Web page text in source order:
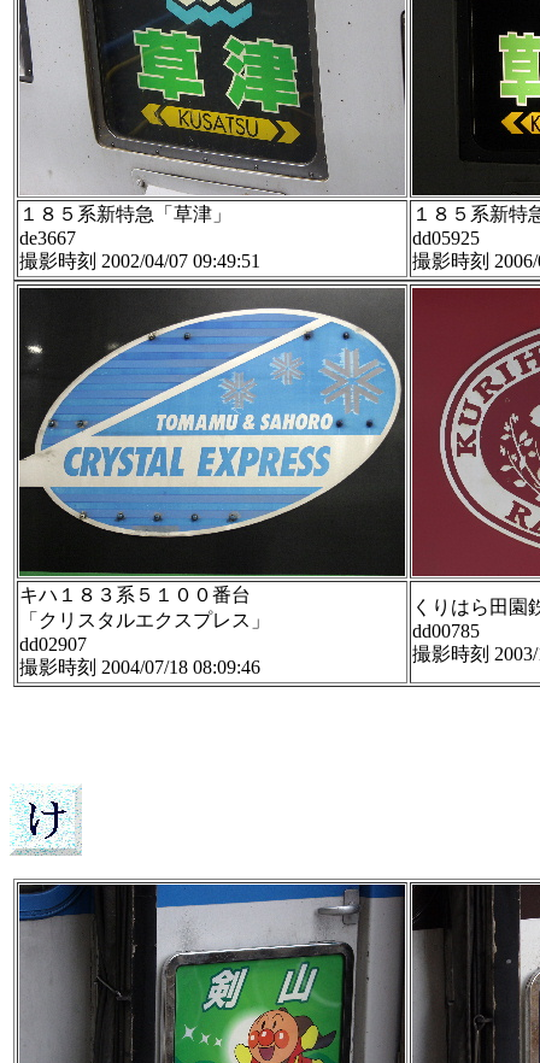
１８５系新特急「草津」
de3667
撮影時刻 2002/04/07 09:49:51
１８５系新特
dd05925
撮影時刻 2006/
キハ１８３系５１００番台
「クリスタルエクスプレス」
dd02907
撮影時刻 2004/07/18 08:09:46
くりはら田園
dd00785
撮影時刻 2003/